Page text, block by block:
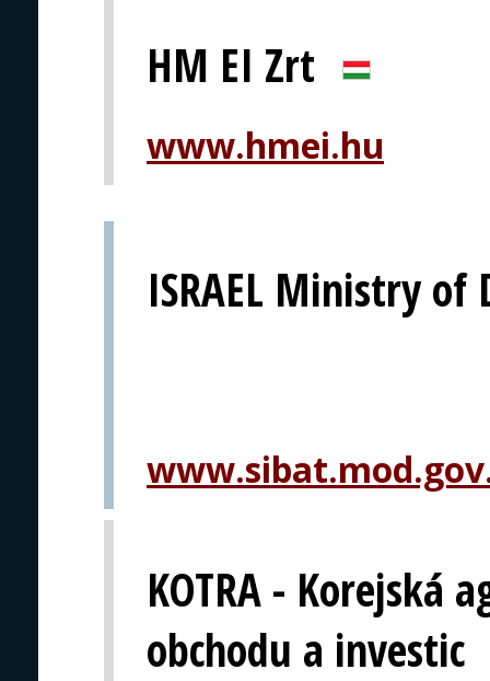
HM EI Zrt
www.hmei.hu
ISRAEL Ministry of
KOTRA - Korejská
obchodu a investic